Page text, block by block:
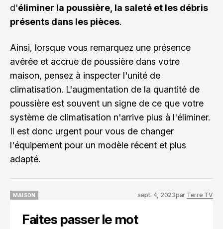
d'éliminer la poussière, la saleté et les débris
présents dans les pièces.
Ainsi, lorsque vous remarquez une présence
avérée et accrue de poussière dans votre
maison, pensez à inspecter l'unité de
climatisation. L'augmentation de la quantité de
poussière est souvent un signe de ce que votre
système de climatisation n'arrive plus à l'éliminer.
Il est donc urgent pour vous de changer
l'équipement pour un modèle récent et plus
adapté.
MAISON
sept. 4, 2023par Terre TV
Faites passer le mot